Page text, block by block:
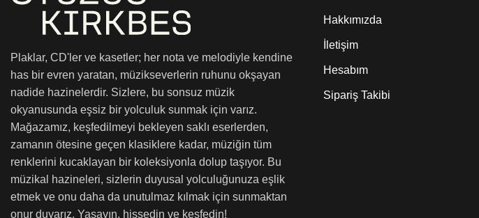
Plaklar, CD'ler ve kasetler; her nota ve melodiyle kendine
has bir evren yaratan, müzikseverlerin ruhunu okşayan
nadide hazinelerdir. Sizlere, bu sonsuz müzik
okyanusunda eşsiz bir yolculuk sunmak için varız.
Mağazamız, keşfedilmeyi bekleyen saklı eserlerden,
zamanın ötesine geçen klasiklere kadar, müziğin tüm
renklerini kucaklayan bir koleksiyonla dolup taşıyor. Bu
müzikal hazineleri, sizlerin duyusal yolculuğunuza eşlik
etmek ve onu daha da unutulmaz kılmak için sunmaktan
onur duyarız. Yaşayın, hissedin ve keşfedin!
Hakkımızda
İletişim
Hesabım
Sipariş Takibi